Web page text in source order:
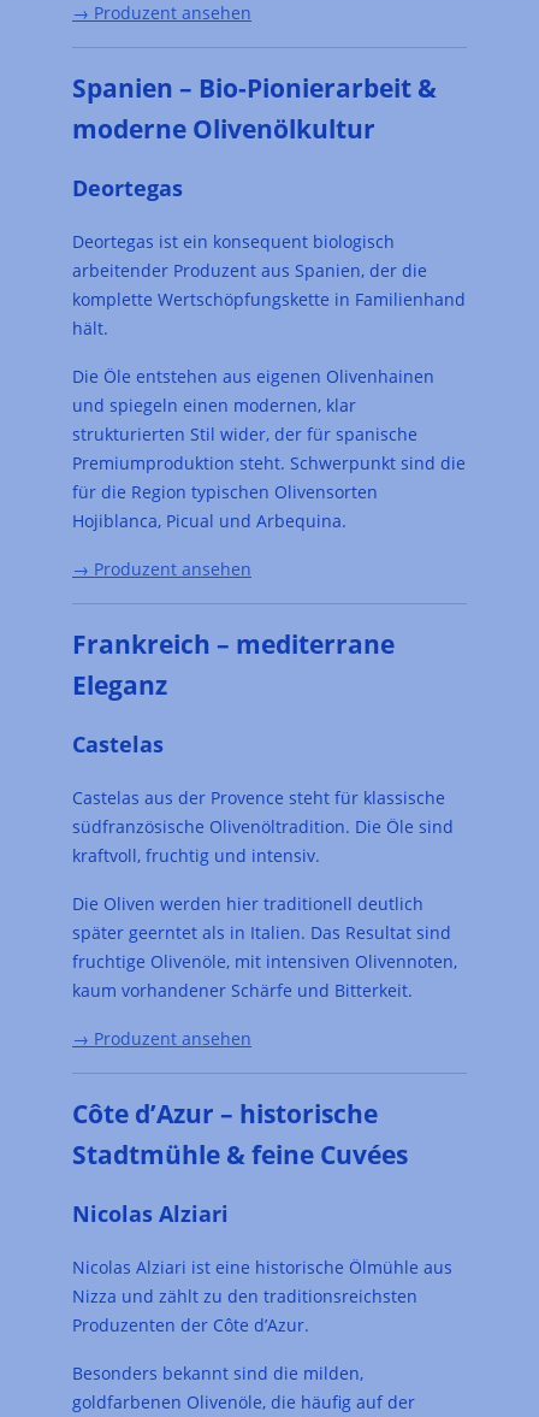
→ Produzent ansehen
Spanien – Bio-Pionierarbeit &
moderne Olivenölkultur
Deortegas
Deortegas ist ein konsequent biologisch
arbeitender Produzent aus Spanien, der die
komplette Wertschöpfungskette in Familienhand
hält.
Die Öle entstehen aus eigenen Olivenhainen
und spiegeln einen modernen, klar
strukturierten Stil wider, der für spanische
Premiumproduktion steht. Schwerpunkt sind die
für die Region typischen Olivensorten
Hojiblanca, Picual und Arbequina.
→ Produzent ansehen
Frankreich – mediterrane
Eleganz
Castelas
Castelas aus der Provence steht für klassische
südfranzösische Olivenöltradition. Die Öle sind
kraftvoll, fruchtig und intensiv.
Die Oliven werden hier traditionell deutlich
später geerntet als in Italien. Das Resultat sind
fruchtige Olivenöle, mit intensiven Olivennoten,
kaum vorhandener Schärfe und Bitterkeit.
→ Produzent ansehen
Côte d’Azur – historische
Stadtmühle & feine Cuvées
Nicolas Alziari
Nicolas Alziari ist eine historische Ölmühle aus
Nizza und zählt zu den traditionsreichsten
Produzenten der Côte d’Azur.
Besonders bekannt sind die milden,
goldfarbenen Olivenöle, die häufig auf der